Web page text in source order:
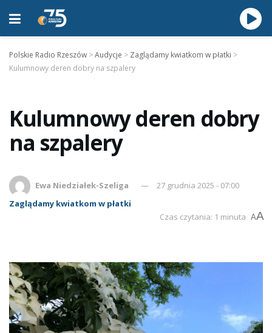
Polskie Radio Rzeszów >Audycje > Zaglądamy kwiatkom w płatki >
Kulumnowy deren dobry na szpalery
Kulumnowy deren dobry
na szpalery
Ewa Niedziałek-Szeliga
27 grudnia 2025 - 07:00
Zaglądamy kwiatkom w płatki
Czas czytania: 1 minuta AA